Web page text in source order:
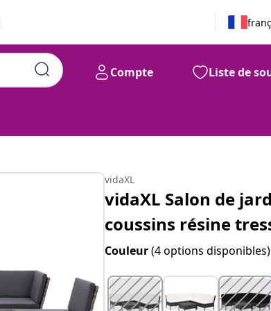
Compte Liste de
vidaXL
vidaXL Salon de
coussins résine
Couleur(4 options disponibles)